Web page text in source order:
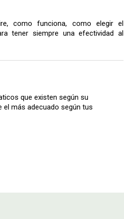
como funciona, como elegir el
tener siempre una efectividad al
que existen según su
el más adecuado según tus